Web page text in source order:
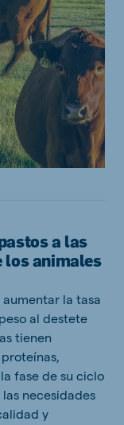
a las
los animales
la tasa
al destete
tienen
fase de su ciclo
necesidades
y